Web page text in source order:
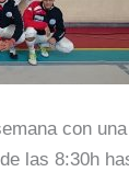
con
las 8:30h